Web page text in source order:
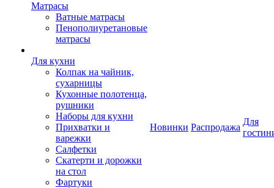
Матрасы
Ватные матрасы
Пенополиуретановые
матрасы
Для кухни
Колпак на чайник,
сухарницы
Кухонные полотенца,
рушники
Наборы для кухни
Прихватки и
варежки
Салфетки
Скатерти и дорожки
на стол
Фартуки
Новинки Распродажа
Для